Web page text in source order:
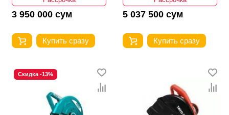
3 950 000 сум
Купить сразу
5 037 500 сум
Купить сразу
Скидка -13%